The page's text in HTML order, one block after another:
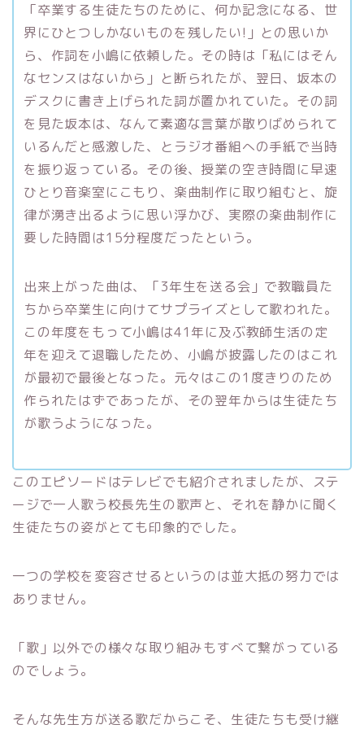
「卒業する生徒たちのために、何か記念になる、世
界にひとつしかないものを残したい!」との思いか
ら、作詞を小嶋に依頼した。その時は「私にはそん
なセンスはないから」と断られたが、翌日、坂本の
デスクに書き上げられた詞が置かれていた。その詞
を見た坂本は、なんて素適な言葉が散りばめられて
いるんだと感激した、とラジオ番組への手紙で当時
を振り返っている。その後、授業の空き時間に早速
ひとり音楽室にこもり、楽曲制作に取り組むと、旋
律が湧き出るように思い浮かび、実際の楽曲制作に
要した時間は15分程度だったという。
出来上がった曲は、「3年生を送る会」で教職員た
ちから卒業生に向けてサプライズとして歌われた。
この年度をもって小嶋は41年に及ぶ教師生活の定
年を迎えて退職したため、小嶋が披露したのはこれ
が最初で最後となった。元々はこの1度きりのため
作られたはずであったが、その翌年からは生徒たち
が歌うようになった。
このエピソードはテレビでも紹介されましたが、ステ
ージで一人歌う校長先生の歌声と、それを静かに聞く
生徒たちの姿がとても印象的でした。
一つの学校を変容させるというのは並大抵の努力では
ありません。
「歌」以外での様々な取り組みもすべて繋がっている
のでしょう。
そんな先生方が送る歌だからこそ、生徒たちも受け継